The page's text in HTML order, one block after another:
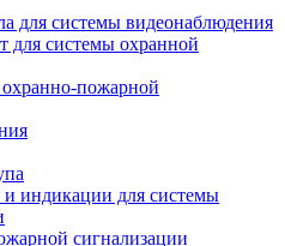
для системы видеонаблюдения
для системы охранной
пожарной
и индикации для системы
сигнализации